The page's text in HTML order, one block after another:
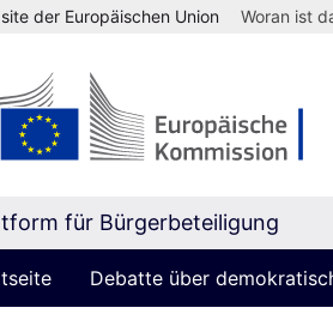
der Europäischen Union Woran ist
für Bürgerbeteiligung
Debatte über